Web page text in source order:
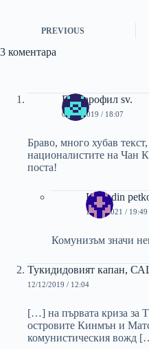
PREVIOUS
3 коментара
Българофил sv.
06/02/2019 / 18:07
Браво, много хубав текст,
националистите на Чан
поста!
Kostadin
13/04/2021 / 19:49
Комунизъм значи
Тукидидовият капан,
12/12/2019 / 12:04
[…] на първата криза за
островите Кинмън и
комунистическия вожд